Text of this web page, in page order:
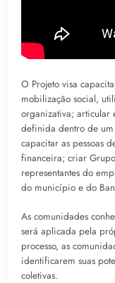
O Projeto visa
mobilização social,
organizativa; articular
definida dentro de
capacitar as pessoas
financeira; criar
representantes do
do município e do
As comunidades
será aplicada pela
processo, as
identificarem suas
coletivas.